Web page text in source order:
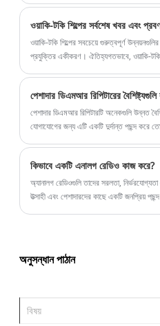
ওয়াকি-টকি শিল্পের সর্বশেষ খবর এবং
ওয়াকি-টকি শিল্পের সবচেয়ে গুরুত্বপূর্ণ
প্রযুক্তির একীকরণ। ঐতিহ্যগতভাবে, ওয়াকি-
পেশাদার ডিএমআর রিপিটারের
পেশাদার ডিএমআর রিপিটারটি অনেকগুলি উন্নত
যোগাযোগের জন্য এটি একটি দুর্দান্ত পছন্দ
কিভাবে একটি এনালগ রেডিও কাজ করে?
অ্যানালগ রেডিওগুলি তাদের সরলতা,
উত্সাহী এবং পেশাদারদের কাছে একটি জনপ্রিয়
অনুসন্ধান পাঠান